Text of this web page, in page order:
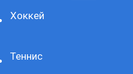
Хоккей
Теннис